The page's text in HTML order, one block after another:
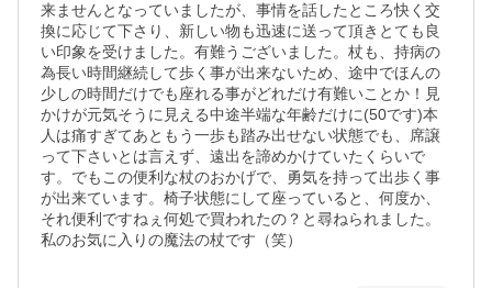
来ませんとなっていましたが、事情を話したところ快く交
換に応じて下さり、新しい物も迅速に送って頂きとても良
い印象を受けました。有難うございました。杖も、持病の
為長い時間継続して歩く事が出来ないため、途中でほんの
少しの時間だけでも座れる事がどれだけ有難いことか！見
かけが元気そうに見える中途半端な年齢だけに(50です)本
人は痛すぎてあともう一歩も踏み出せない状態でも、席譲
って下さいとは言えず、遠出を諦めかけていたくらいで
す。でもこの便利な杖のおかげで、勇気を持って出歩く事
が出来ています。椅子状態にして座っていると、何度か、
それ便利ですねぇ何処で買われたの？と尋ねられました。
私のお気に入りの魔法の杖です（笑）